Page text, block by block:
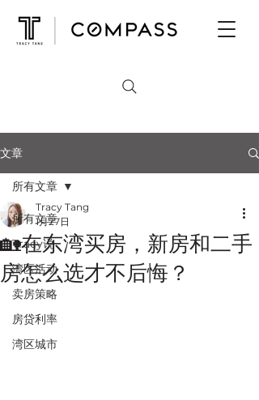
文章
所有文章
Tracy说
湾区活动
卖房策略
房贷利率
湾区城市
所有文章
🏡在东湾买房，新房和二手
房怎么选才不后悔？
Tracy Tang
1月27日